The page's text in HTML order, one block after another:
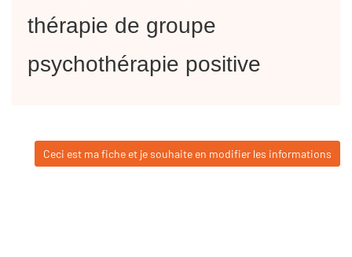
thérapie de groupe
psychothérapie positive
Ceci est ma fiche et je souhaite en modifier les informations